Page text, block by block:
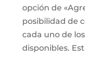
opción de
posibilidad de
cada uno de
disponibles.